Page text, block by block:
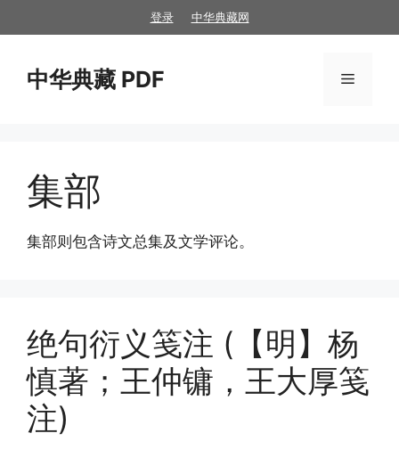
至
登录 中华典藏网
中华典藏 PDF 菜
集部
集部则包含诗文总集及文学评论。
绝句衍义笺注 (【明】杨
慎著；王仲镛，王大厚笺
注)